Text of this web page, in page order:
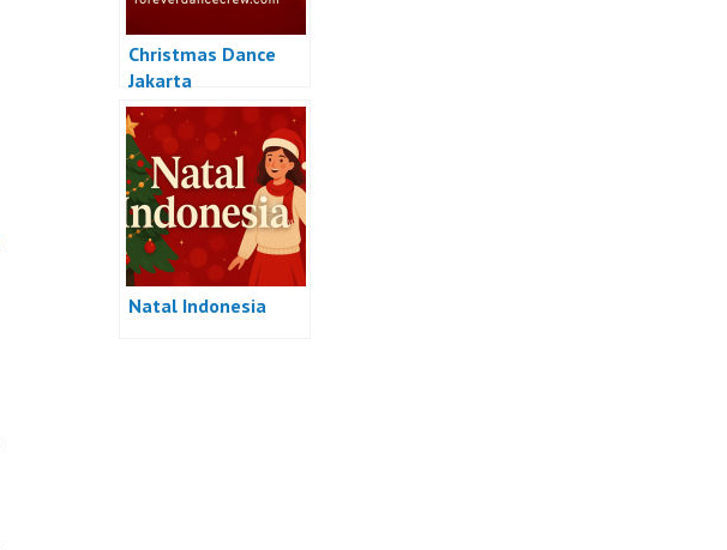
Christmas Dance
Jakarta
Natal Indonesia